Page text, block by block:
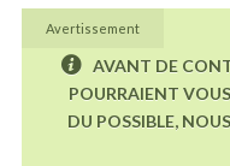
Avertissement
AVANT DE
POURRAIENT
DU POSSIBLE,